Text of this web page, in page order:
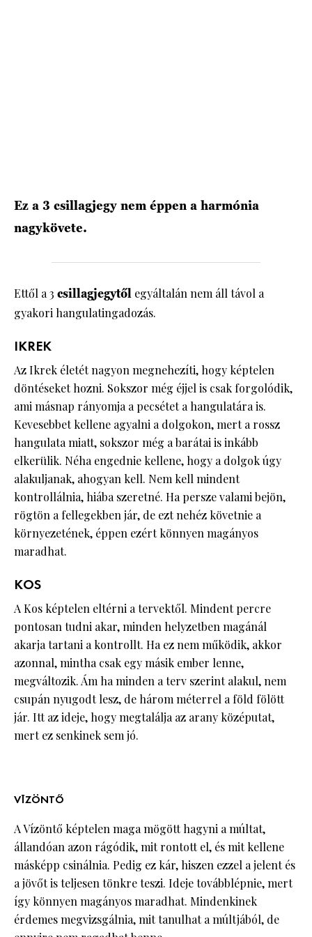
Ez a 3 csillagjegy nem éppen a harmónia
nagykövete.
Ettől a 3 csillagjegytől egyáltalán nem áll távol a
gyakori hangulatingadozás.
IKREK
Az Ikrek életét nagyon megnehezíti, hogy képtelen
döntéseket hozni. Sokszor még éjjel is csak forgolódik,
ami másnap rányomja a pecsétet a hangulatára is.
Kevesebbet kellene agyalni a dolgokon, mert a rossz
hangulata miatt, sokszor még a barátai is inkább
elkerülik. Néha engednie kellene, hogy a dolgok úgy
alakuljanak, ahogyan kell. Nem kell mindent
kontrollálnia, hiába szeretné. Ha persze valami bejön,
rögtön a fellegekben jár, de ezt nehéz követnie a
környezetének, éppen ezért könnyen magányos
maradhat.
KOS
A Kos képtelen eltérni a tervektől. Mindent percre
pontosan tudni akar, minden helyzetben magánál
akarja tartani a kontrollt. Ha ez nem működik, akkor
azonnal, mintha csak egy másik ember lenne,
megváltozik. Ám ha minden a terv szerint alakul, nem
csupán nyugodt lesz, de három méterrel a föld fölött
jár. Itt az ideje, hogy megtalálja az arany középutat,
mert ez senkinek sem jó.
VÍZÖNTŐ
A Vízöntő képtelen maga mögött hagyni a múltat,
állandóan azon rágódik, mit rontott el, és mit kellene
másképp csinálnia. Pedig ez kár, hiszen ezzel a jelent és
a jövőt is teljesen tönkre teszi. Ideje továbblépnie, mert
így könnyen magányos maradhat. Mindenkinek
érdemes megvizsgálnia, mit tanulhat a múltjából, de